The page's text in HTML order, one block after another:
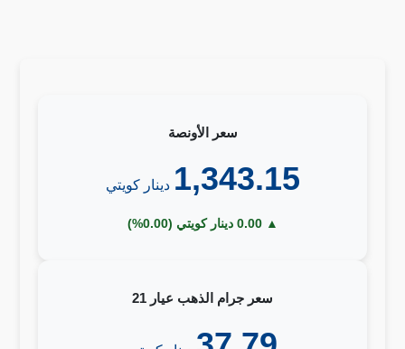
سعر الأونصة
1,343.15 دينار كويتي
▲ 0.00 دينار كويتي (0.00%)
سعر جرام الذهب عيار 21